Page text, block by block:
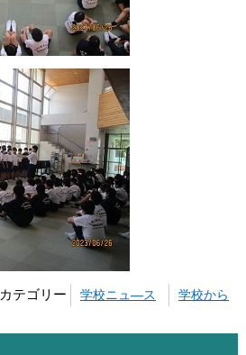
カテゴリー 学校ニュ―ス 学校から